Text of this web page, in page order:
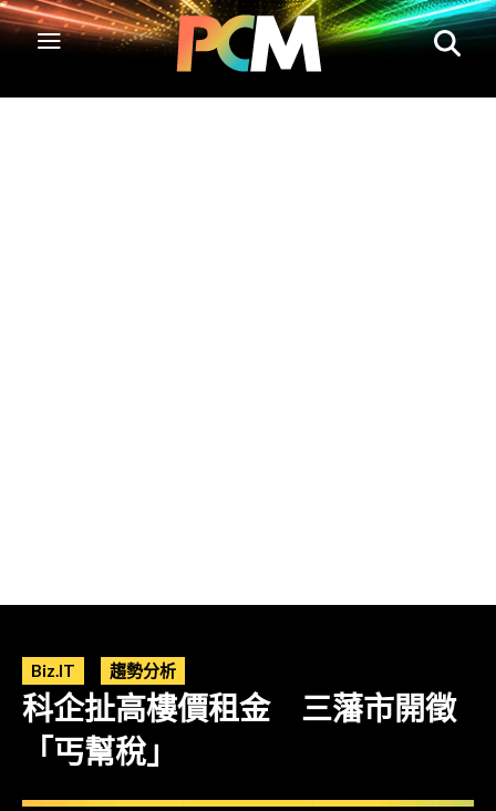
Biz.IT 趨勢分析
科企扯高樓價租金 三藩市開徵
「丐幫稅」